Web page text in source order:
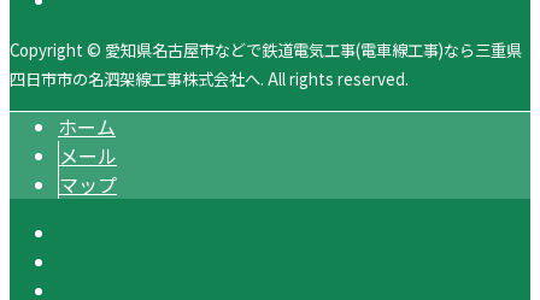
Copyright © 愛知県名古屋市などで鉄道電気工事(電車線工事)なら三重県
四日市市の名泗架線工事株式会社へ. All rights reserved.
ホーム
メール
マップ